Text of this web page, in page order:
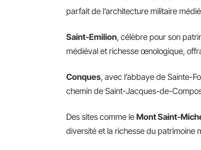
parfait de l’architecture militaire
Saint-Emilion, célèbre pour son
médiéval et richesse œnologique,
Conques, avec l’abbaye de Sainte-
chemin de Saint-Jacques-de-
Des sites comme le Mont Saint-
diversité et la richesse du patrimoine